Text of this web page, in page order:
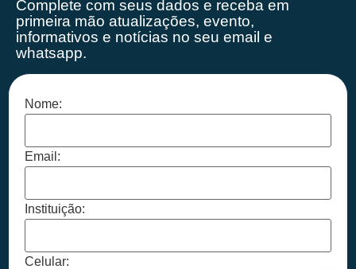
Complete com seus dados e receba em
primeira mão atualizações, evento,
informativos e notícias no seu email e
whatsapp.
Nome:
Email:
Instituição:
Celular: